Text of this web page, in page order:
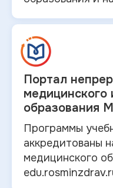
Портал
медицинского
образования
Программы
аккредитованы
медицинского